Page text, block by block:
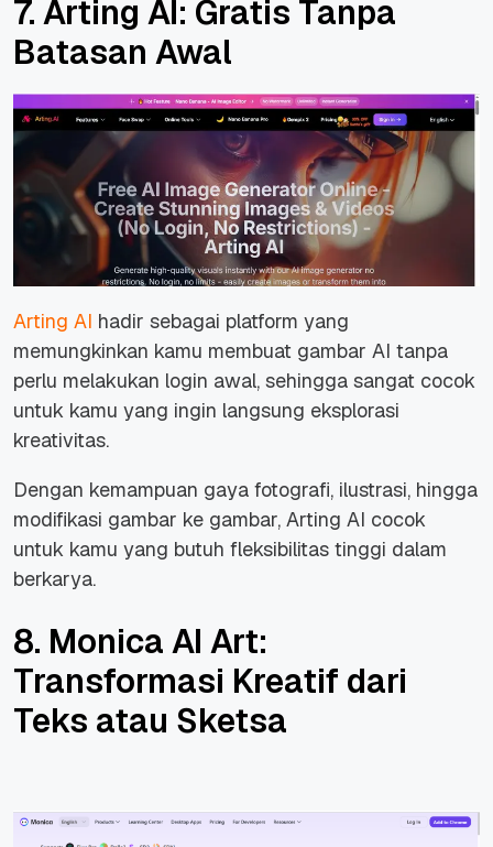
7. Arting AI: Gratis Tanpa
Batasan Awal
Arting AI hadir sebagai platform yang
memungkinkan kamu membuat gambar AI tanpa
perlu melakukan login awal, sehingga sangat cocok
untuk kamu yang ingin langsung eksplorasi
kreativitas.
Dengan kemampuan gaya fotografi, ilustrasi, hingga
modifikasi gambar ke gambar, Arting AI cocok
untuk kamu yang butuh fleksibilitas tinggi dalam
berkarya.
8. Monica AI Art:
Transformasi Kreatif dari
Teks atau Sketsa